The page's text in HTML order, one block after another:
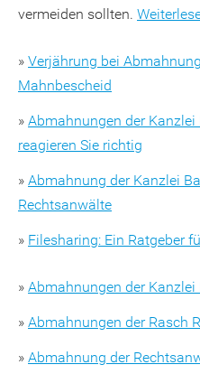
vermeiden sollten.
» Verjährung bei
Mahnbescheid
» Abmahnungen der Kanzlei
reagieren Sie richtig
» Abmahnung der Kanzlei
Rechtsanwälte
» Filesharing: Ein Ratgeber
» Abmahnungen der Kanzlei
» Abmahnungen der Rasch
» Abmahnung der